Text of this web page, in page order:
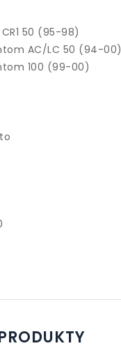
50 (95-98)
AC/LC 50 (94-00)
100 (99-00)